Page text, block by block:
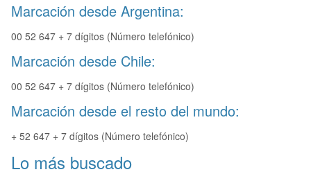
Marcación desde Argentina:
00 52 647 + 7 dígitos (Número telefónico)
Marcación desde Chile:
00 52 647 + 7 dígitos (Número telefónico)
Marcación desde el resto del mundo:
+ 52 647 + 7 dígitos (Número telefónico)
Lo más buscado